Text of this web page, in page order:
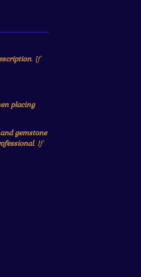
. If
placing
gemstone
. If